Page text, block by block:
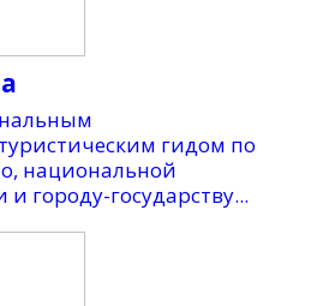
гидом по
национальной
городу-государству...